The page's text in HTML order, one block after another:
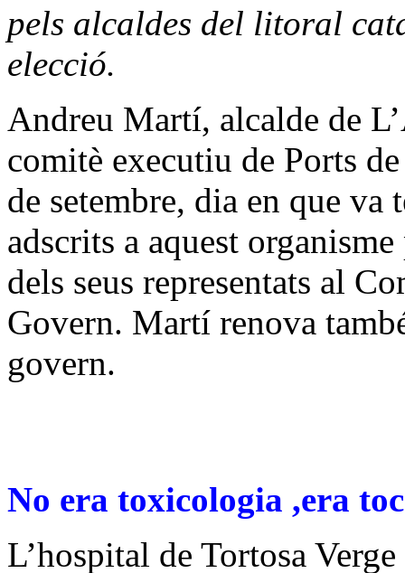
pels alcaldes del litoral
elecció.
Andreu Martí, alcalde de
comitè executiu de Ports
de setembre, dia en que
adscrits a aquest
dels seus representats al
Govern. Martí renova
govern.
No era toxicologia ,era
L’hospital de Tortosa